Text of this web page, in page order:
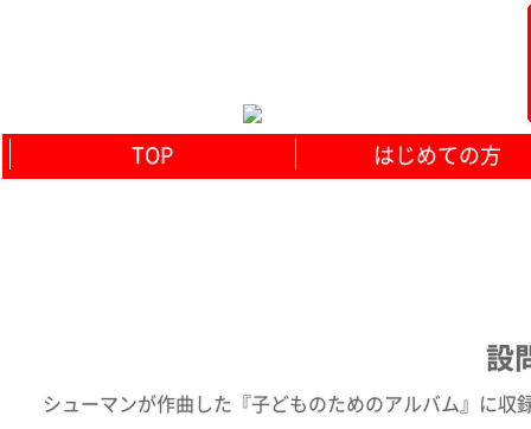
TOP はじめての方
設
シューマンが作曲した『子どものためのアルバム』に